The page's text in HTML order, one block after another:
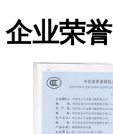
企业荣誉